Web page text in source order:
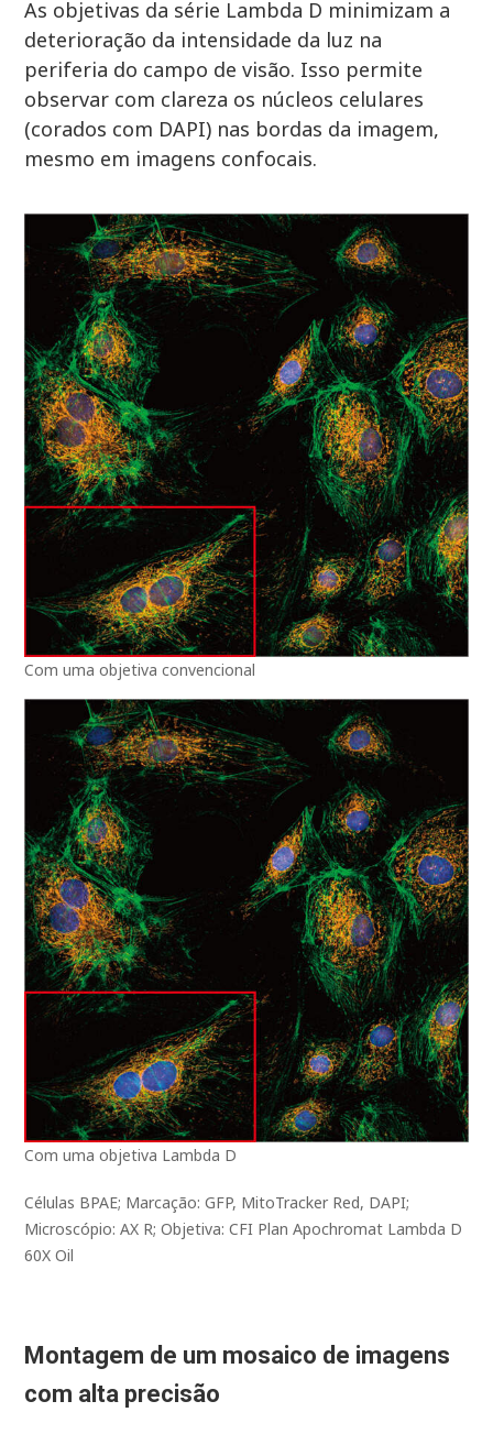
Com uma objetiva convencional
Com uma objetiva Lambda D
Células BPAE; Marcação: GFP, MitoTracker Red, DAPI;
Microscópio: AX R; Objetiva: CFI Plan Apochromat Lambda D
60X Oil
As objetivas da série Lambda D minimizam a
deterioração da intensidade da luz na
periferia do campo de visão. Isso permite
observar com clareza os núcleos celulares
(corados com DAPI) nas bordas da imagem,
mesmo em imagens confocais.
Montagem de um mosaico de imagens
com alta precisão